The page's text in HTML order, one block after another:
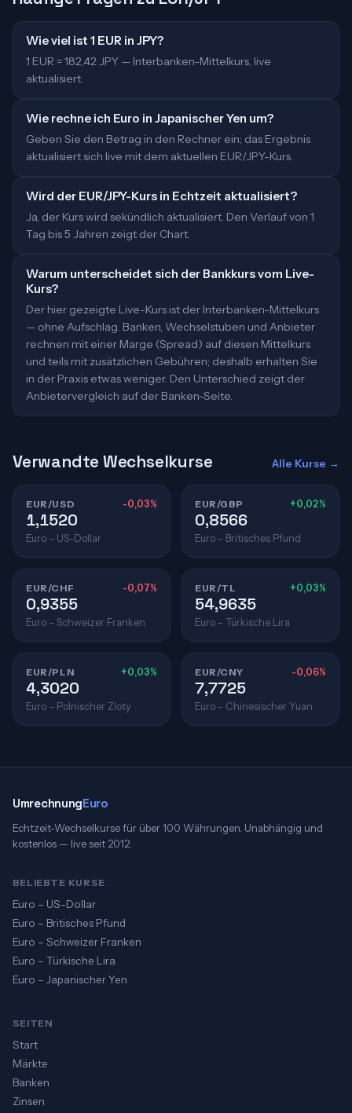
Wie viel ist 1 EUR in JPY?
1 EUR = 182,42 JPY — Interbanken-Mittelkurs, live
aktualisiert.
Wie rechne ich Euro in Japanischer Yen um?
Geben Sie den Betrag in den Rechner ein; das Ergebnis
aktualisiert sich live mit dem aktuellen EUR/JPY-Kurs.
Wird der EUR/JPY-Kurs in Echtzeit aktualisiert?
Ja, der Kurs wird sekündlich aktualisiert. Den Verlauf von 1
Tag bis 5 Jahren zeigt der Chart.
Warum unterscheidet sich der Bankkurs vom Live-
Kurs?
Der hier gezeigte Live-Kurs ist der Interbanken-Mittelkurs
— ohne Aufschlag. Banken, Wechselstuben und Anbieter
rechnen mit einer Marge (Spread) auf diesen Mittelkurs
und teils mit zusätzlichen Gebühren; deshalb erhalten Sie
in der Praxis etwas weniger. Den Unterschied zeigt der
Anbietervergleich auf der Banken-Seite.
Verwandte Wechselkurse Alle Kurse →
EUR/USD -0,03%
1,1520
Euro – US-Dollar
EUR/GBP +0,02%
0,8566
Euro – Britisches Pfund
EUR/CHF -0,07%
0,9355
Euro – Schweizer Franken
EUR/TL +0,03%
54,9635
Euro – Türkische Lira
EUR/PLN +0,03%
4,3020
Euro – Polnischer Zloty
EUR/CNY -0,06%
7,7725
Euro – Chinesischer Yuan
UmrechnungEuro
Echtzeit-Wechselkurse für über 100 Währungen. Unabhängig und
kostenlos — live seit 2012.
BELIEBTE KURSE
Euro – US-Dollar
Euro – Britisches Pfund
Euro – Schweizer Franken
Euro – Türkische Lira
Euro – Japanischer Yen
SEITEN
Start
Märkte
Banken
Zinsen